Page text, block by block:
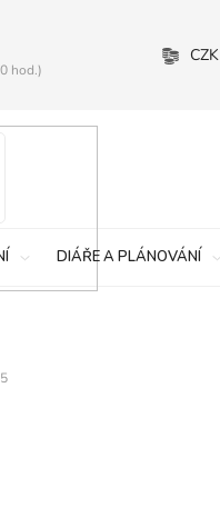
hod.)
CZK
DIÁŘE A PLÁNOVÁNÍ